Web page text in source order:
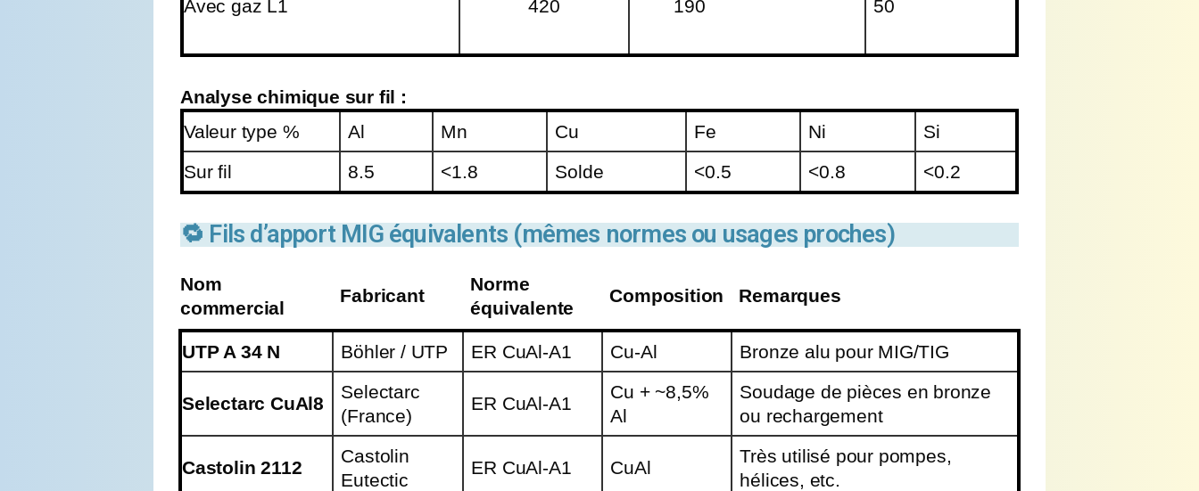
Avec gaz L1
420 190 50
Analyse chimique sur fil :
Valeur type %
Al Mn Cu Fe Ni
Si
Sur fil
8.5 <1.8 Solde <0.5 <0.8 <0.2
🔁 Fils d’apport MIG équivalents (mêmes normes ou usages proches)
Nom
commercial
Fabricant
Norme
équivalente
Composition Remarques
UTP A 34 N Böhler / UTP ER CuAl-A1 Cu-Al Bronze alu pour MIG/TIG
Selectarc CuAl8
Selectarc
(France)
ER CuAl-A1
Cu + ~8,5%
Al
Soudage de pièces en bronze
ou rechargement
Castolin 2112
Castolin
Eutectic
ER CuAl-A1 CuAl
Très utilisé pour pompes,
hélices, etc.